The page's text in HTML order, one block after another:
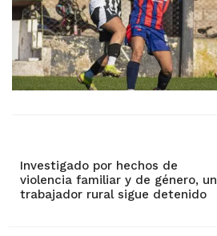
Investigado por hechos de
violencia familiar y de género, un
trabajador rural sigue detenido